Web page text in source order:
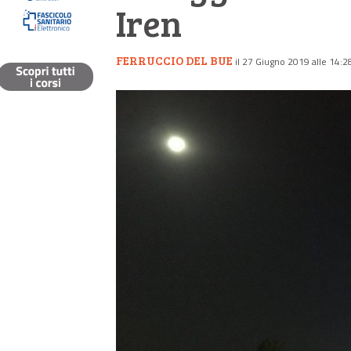
Iren
FERRUCCIO DEL BUE il 27 Giugno 2019 alle